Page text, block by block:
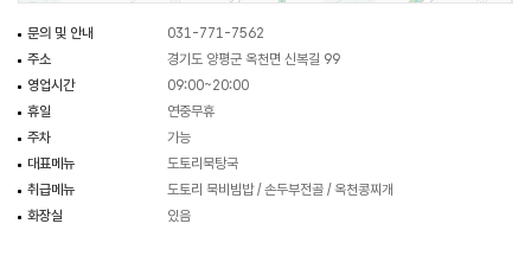
문의 및 안내
031-771-7562
주소
경기도 양평군 옥천면 신복길 99
영업시간
09:00~20:00
휴일
연중무휴
주차
가능
대표메뉴
도토리묵탕국
취급메뉴
도토리 묵비빔밥 / 손두부전골 / 옥천콩찌개
화장실
있음